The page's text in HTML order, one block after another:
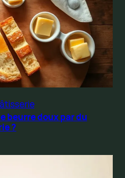
beurre doux par du
?